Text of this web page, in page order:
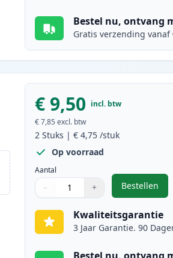
Bestel nu, ontvang
Gratis verzending vanaf
€ 9,50 incl. btw
€ 7,85 excl. btw
2 Stuks |€ 4,75 /stuk
Op voorraad
Aantal
Aantal
Gebruik de knoppen om aan te
− +
Aantal 1
Bestellen
,2
Kwaliteitsgarantie
3 Jaar Garantie. 90